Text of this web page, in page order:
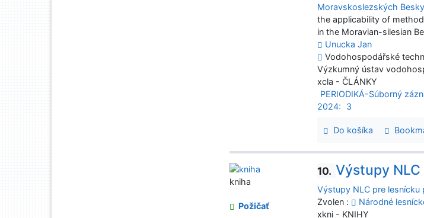
Moravskoslezských
the applicability of
in the Moravian-silesian
Unucka Jan
Vodohospodářské
Výzkumný ústav
xcla - ČLÁNKY
PERIODIKÁ-Súborný
2024:
3
Do košíka
10. Výstupy
Výstupy NLC pre lesnícku
Zvolen :
Národné
xkni - KNIHY
kniha
Požičať